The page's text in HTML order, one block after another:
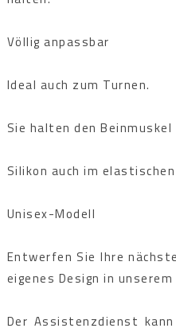
Völlig anpassbar
Ideal auch zum Turnen.
Sie halten den
Silikon auch im elastischen
Unisex-Modell
Entwerfen Sie Ihre
eigenes Design in
Der Assistenzdienst